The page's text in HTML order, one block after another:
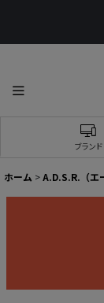
ブランド
ホーム >A.D.S.R.（エ